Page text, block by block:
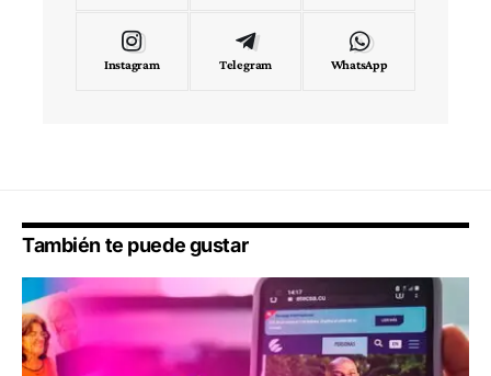
Instagram Telegram WhatsApp
También te puede gustar